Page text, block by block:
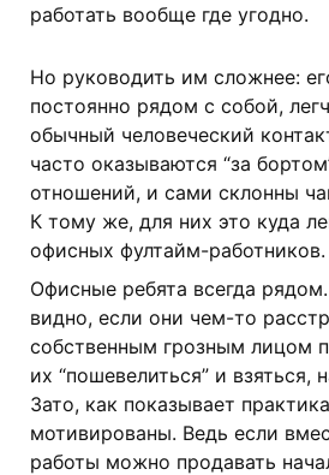
работать вообще где угодно.
Но руководить им сложнее:
постоянно рядом с собой,
обычный человеческий
часто оказываются “за
отношений, и сами склонны
К тому же, для них это куда
офисных фултайм-работников.
Офисные ребята всегда
видно, если они чем-то
собственным грозным лицом
их “пошевелиться” и взяться,
Зато, как показывает
мотивированы. Ведь если
работы можно продавать